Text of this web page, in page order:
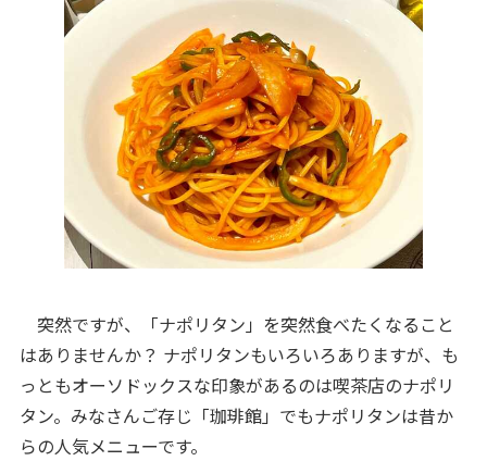
突然ですが、「ナポリタン」を突然食べたくなること
はありませんか？ ナポリタンもいろいろありますが、も
っともオーソドックスな印象があるのは喫茶店のナポリ
タン。みなさんご存じ「珈琲館」でもナポリタンは昔か
らの人気メニューです。